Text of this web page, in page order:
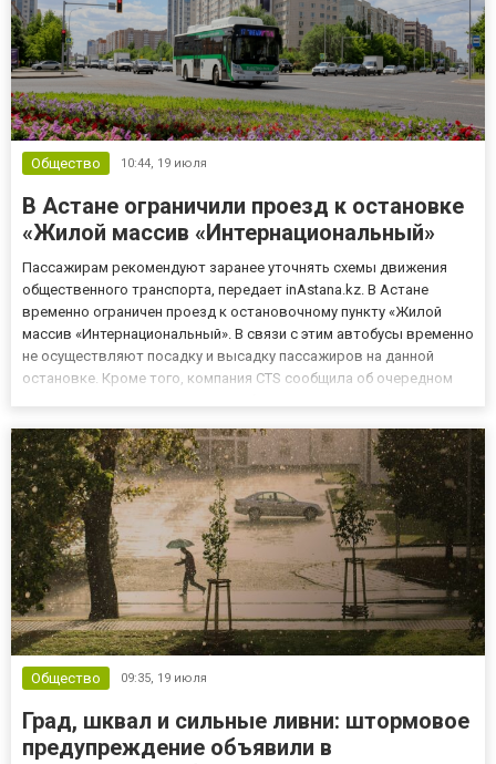
Общество 10:44, 19 июля
В Астане ограничили проезд к остановке
«Жилой массив «Интернациональный»
Пассажирам рекомендуют заранее уточнять схемы движения
общественного транспорта, передает inAstana.kz. В Астане
временно ограничен проезд к остановочному пункту «Жилой
массив «Интернациональный». В связи с этим автобусы временно
не осуществляют посадку и высадку пассажиров на данной
остановке. Кроме того, компания CTS сообщила об очередном
гостям стол...
Общество 09:35, 19 июля
Град, шквал и сильные ливни: штормовое
предупреждение объявили в